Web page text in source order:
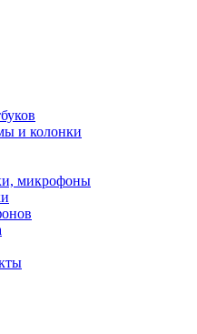
и колонки
микрофоны